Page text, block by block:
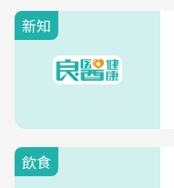
新知
飲食